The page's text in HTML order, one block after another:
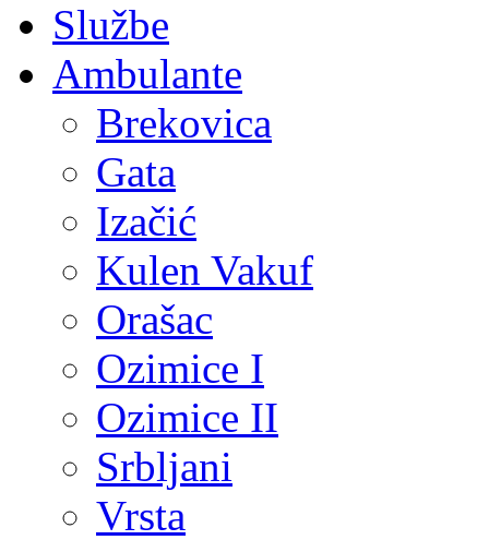
Službe
Ambulante
Brekovica
Gata
Izačić
Kulen Vakuf
Orašac
Ozimice I
Ozimice II
Srbljani
Vrsta